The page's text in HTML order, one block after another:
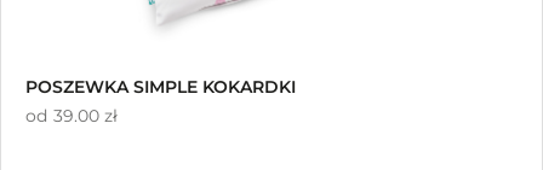
POSZEWKA SIMPLE KOKARDKI
od 39.00 zł